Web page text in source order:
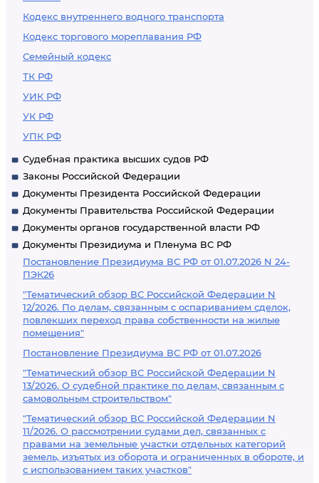
Кодекс внутреннего водного транспорта
Кодекс торгового мореплавания РФ
Семейный кодекс
ТК РФ
УИК РФ
УК РФ
УПК РФ
Судебная практика высших судов РФ
Законы Российской Федерации
Документы Президента Российской Федерации
Документы Правительства Российской Федерации
Документы органов государственной власти РФ
Документы Президиума и Пленума ВС РФ
Постановление Президиума ВС РФ от 01.07.2026 N 24-
ПЭК26
"Тематический обзор ВС Российской Федерации N
12/2026. По делам, связанным с оспариванием сделок,
повлекших переход права собственности на жилые
помещения"
Постановление Президиума ВС РФ от 01.07.2026
"Тематический обзор ВС Российской Федерации N
13/2026. О судебной практике по делам, связанным с
самовольным строительством"
"Тематический обзор ВС Российской Федерации N
11/2026. О рассмотрении судами дел, связанных с
правами на земельные участки отдельных категорий
земель, изъятых из оборота и ограниченных в обороте, и
с использованием таких участков"